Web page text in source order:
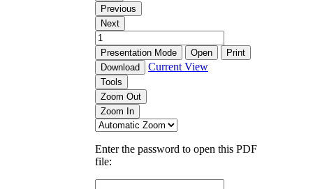
Previous
Next
Presentation Mode Open
Print
Download
Current View
Tools
Zoom Out
Zoom In
Enter the password to open this PDF
file: